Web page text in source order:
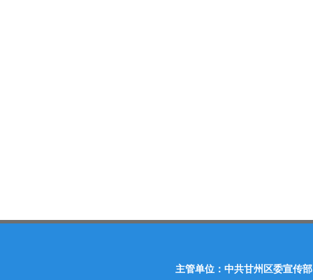
主管单位：中共甘州区委宣传